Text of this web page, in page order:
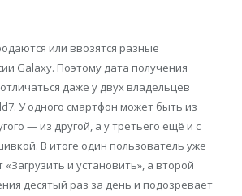
или ввозятся разные
Galaxy. Поэтому дата получения
даже у двух владельцев
У одного смартфон может быть из
— из другой, а у третьего ещё и с
В итоге один пользователь уже
и установить», а второй
десятый раз за день и подозревает